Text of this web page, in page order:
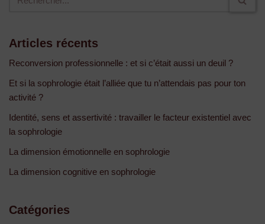
Articles récents
Reconversion professionnelle : et si c’était aussi un deuil ?
Et si la sophrologie était l’alliée que tu n’attendais pas pour ton
activité ?
Identité, sens et assertivité : travailler le facteur existentiel avec
la sophrologie
La dimension émotionnelle en sophrologie
La dimension cognitive en sophrologie
Catégories